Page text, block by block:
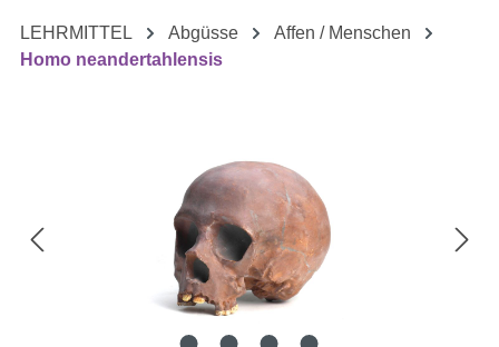
LEHRMITTEL Abgüsse
Affen / Menschen
Homo neandertahlensis